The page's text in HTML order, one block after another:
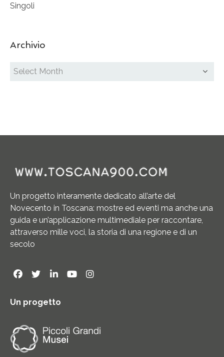
Singoli
Archivio
Un progetto interamente dedicato all’arte del
Novecento in Toscana: mostre ed eventi ma anche una
guida e un’applicazione multimediale per raccontare,
attraverso mille voci, la storia di una regione e di un
secolo
Un progetto